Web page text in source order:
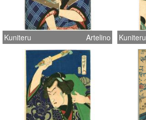
Kuniteru Artelino Kuniteru